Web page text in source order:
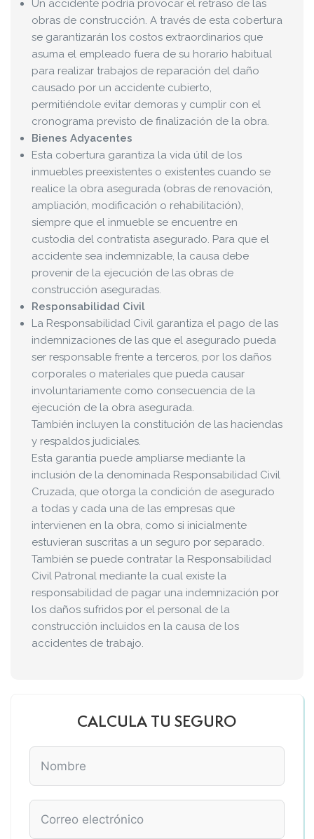
Un accidente podría provocar el retraso de las
obras de construcción. A través de esta cobertura
se garantizarán los costos extraordinarios que
asuma el empleado fuera de su horario habitual
para realizar trabajos de reparación del daño
causado por un accidente cubierto,
permitiéndole evitar demoras y cumplir con el
cronograma previsto de finalización de la obra.
Bienes Adyacentes
Esta cobertura garantiza la vida útil de los
inmuebles preexistentes o existentes cuando se
realice la obra asegurada (obras de renovación,
ampliación, modificación o rehabilitación),
siempre que el inmueble se encuentre en
custodia del contratista asegurado. Para que el
accidente sea indemnizable, la causa debe
provenir de la ejecución de las obras de
construcción aseguradas.
Responsabilidad Civil
La Responsabilidad Civil garantiza el pago de las
indemnizaciones de las que el asegurado pueda
ser responsable frente a terceros, por los daños
corporales o materiales que pueda causar
involuntariamente como consecuencia de la
ejecución de la obra asegurada.
También incluyen la constitución de las haciendas
y respaldos judiciales.
Esta garantía puede ampliarse mediante la
inclusión de la denominada Responsabilidad Civil
Cruzada, que otorga la condición de asegurado
a todas y cada una de las empresas que
intervienen en la obra, como si inicialmente
estuvieran suscritas a un seguro por separado.
También se puede contratar la Responsabilidad
Civil Patronal mediante la cual existe la
responsabilidad de pagar una indemnización por
los daños sufridos por el personal de la
construcción incluidos en la causa de los
accidentes de trabajo.
CALCULA TU SEGURO